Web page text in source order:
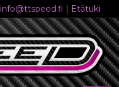
info@ttspeed.fi | Etätuki